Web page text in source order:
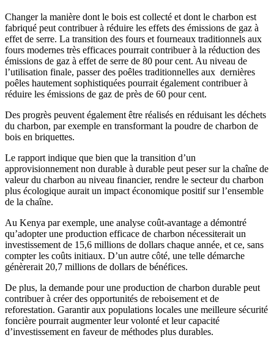
Changer la manière dont le bois est collecté et dont le charbon est
fabriqué peut contribuer à réduire les effets des émissions de gaz à
effet de serre. La transition des fours et fourneaux traditionnels aux
fours modernes très efficaces pourrait contribuer à la réduction des
émissions de gaz à effet de serre de 80 pour cent. Au niveau de
l’utilisation finale, passer des poêles traditionnelles aux dernières
poêles hautement sophistiquées pourrait également contribuer à
réduire les émissions de gaz de près de 60 pour cent.
Des progrès peuvent également être réalisés en réduisant les déchets
du charbon, par exemple en transformant la poudre de charbon de
bois en briquettes.
Le rapport indique que bien que la transition d’un
approvisionnement non durable à durable peut peser sur la chaîne de
valeur du charbon au niveau financier, rendre le secteur du charbon
plus écologique aurait un impact économique positif sur l’ensemble
de la chaîne.
Au Kenya par exemple, une analyse coût-avantage a démontré
qu’adopter une production efficace de charbon nécessiterait un
investissement de 15,6 millions de dollars chaque année, et ce, sans
compter les coûts initiaux. D’un autre côté, une telle démarche
génèrerait 20,7 millions de dollars de bénéfices.
De plus, la demande pour une production de charbon durable peut
contribuer à créer des opportunités de reboisement et de
reforestation. Garantir aux populations locales une meilleure sécurité
foncière pourrait augmenter leur volonté et leur capacité
d’investissement en faveur de méthodes plus durables.